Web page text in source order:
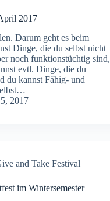
2017
Darum geht es beim
Dinge, die du selbst nicht
noch funktionstüchtig sind,
evtl. Dinge, die du
du kannst Fähig- und
2017
and Take Festival
im Wintersemester